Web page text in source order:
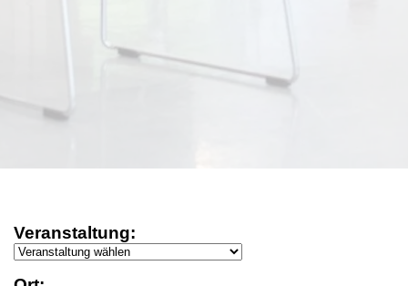
Veranstaltung: